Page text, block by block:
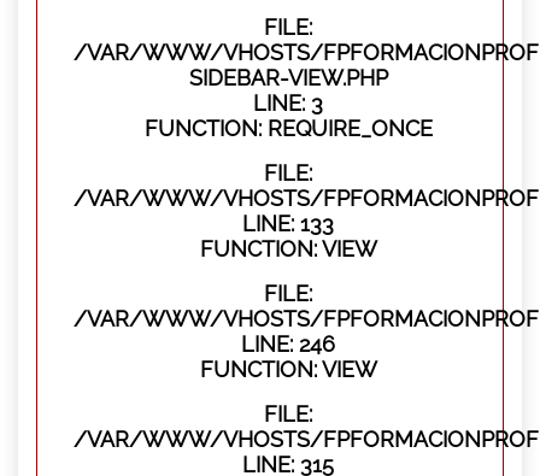
FILE:
/VAR/WWW/VHOSTS/
SIDEBAR-VIEW.PHP
LINE: 3
FUNCTION: REQUIRE_ONCE
FILE:
/VAR/WWW/VHOSTS/
LINE: 133
FUNCTION: VIEW
FILE:
/VAR/WWW/VHOSTS/
LINE: 246
FUNCTION: VIEW
FILE:
/VAR/WWW/VHOSTS/
LINE: 315